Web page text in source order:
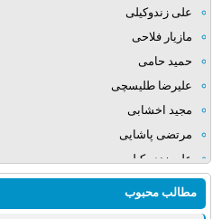
علی زندوکیلی
مازیار فلاحی
حمید حامی
علیرضا طلیسچی
مجید اخشابی
مرتضی پاشایی
علی زند وکیلی
مهدی یراحی
مطالب محبوب